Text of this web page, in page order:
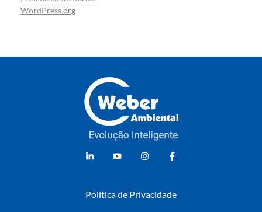
WordPress.org
Política de Privacidade